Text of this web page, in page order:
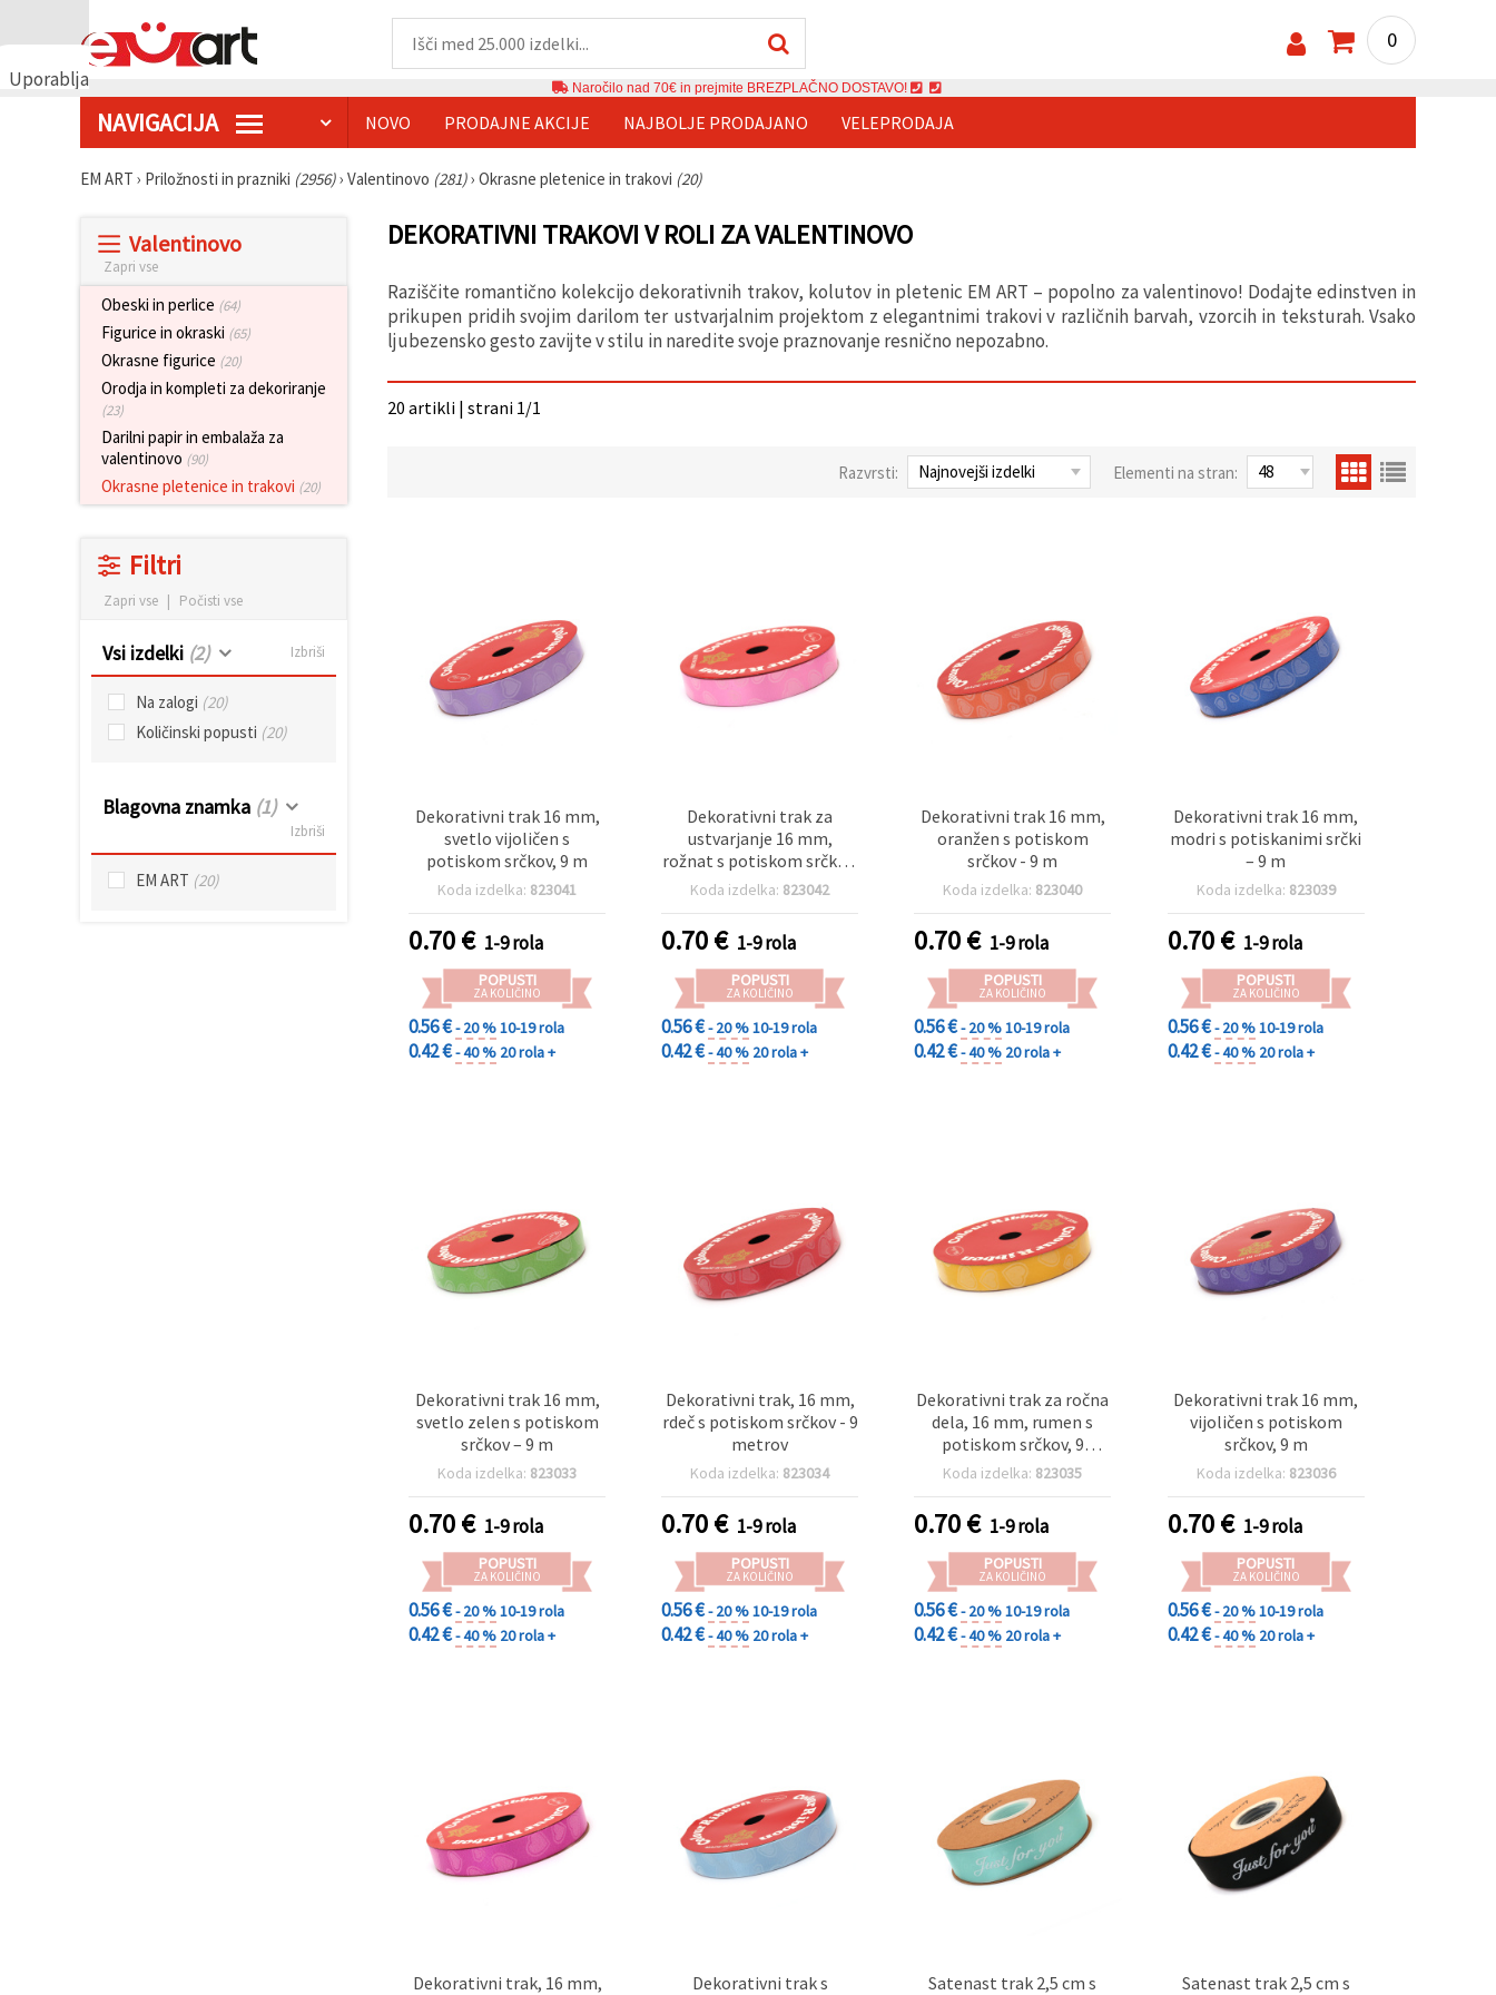
Uporabljamo
Uporabljamo
0
Naročilo nad 70€ in prejmite BREZPLAČNO DOSTAVO!
NAVIGACIJA NOVO PRODAJNE AKCIJE NAJBOLJE PRODAJANO VELEPRODAJA
EM ART › Priložnosti in prazniki (2956)› Valentinovo (281)› Okrasne pletenice in trakovi (20)
Valentinovo
Zapri vse
Obeski in perlice (64)
Figurice in okraski (65)
Okrasne figurice (20)
Orodja in kompleti za dekoriranje
(23)
Darilni papir in embalaža za
valentinovo (90)
Okrasne pletenice in trakovi (20)
Filtri
Zapri vse | Počisti vse
Vsi izdelki (2) Izbriši
Na zalogi (20)
Količinski popusti (20)
Blagovna znamka (1)
Izbriši
EM ART (20)
DEKORATIVNI TRAKOVI V ROLI ZA VALENTINOVO
Raziščite romantično kolekcijo dekorativnih trakov, kolutov in pletenic EM ART – popolno za valentinovo! Dodajte edinstven in
prikupen pridih svojim darilom ter ustvarjalnim projektom z elegantnimi trakovi v različnih barvah, vzorcih in teksturah. Vsako
ljubezensko gesto zavijte v stilu in naredite svoje praznovanje resnično nepozabno.
20 artikli | strani 1/1
Razvrsti: Elementi na stran:
Dekorativni trak 16 mm,
svetlo vijoličen s
potiskom srčkov, 9 m
Koda izdelka: 823041
0.70€ 1-9 rola
POPUSTI
ZA KOLIČINO
0.56 €- 20 %10-19 rola
0.42 €- 40 % 20 rola +
Dekorativni trak za
ustvarjanje 16 mm,
rožnat s potiskom srčkov,
9 m
Koda izdelka: 823042
0.70€ 1-9 rola
POPUSTI
ZA KOLIČINO
0.56 €- 20 %10-19 rola
0.42 €- 40 % 20 rola +
Dekorativni trak 16 mm,
oranžen s potiskom
srčkov - 9 m
Koda izdelka: 823040
0.70€ 1-9 rola
POPUSTI
ZA KOLIČINO
0.56 €- 20 %10-19 rola
0.42 €- 40 % 20 rola +
Dekorativni trak 16 mm,
modri s potiskanimi srčki
– 9 m
Koda izdelka: 823039
0.70€ 1-9 rola
POPUSTI
ZA KOLIČINO
0.56 €- 20 %10-19 rola
0.42 €- 40 % 20 rola +
Dekorativni trak 16 mm,
svetlo zelen s potiskom
srčkov – 9 m
Koda izdelka: 823033
0.70€ 1-9 rola
POPUSTI
ZA KOLIČINO
0.56 €- 20 %10-19 rola
0.42 €- 40 % 20 rola +
Dekorativni trak, 16 mm,
rdeč s potiskom srčkov - 9
metrov
Koda izdelka: 823034
0.70€ 1-9 rola
POPUSTI
ZA KOLIČINO
0.56 €- 20 %10-19 rola
0.42 €- 40 % 20 rola +
Dekorativni trak za ročna
dela, 16 mm, rumen s
potiskom srčkov, 9
metrov
Koda izdelka: 823035
0.70€ 1-9 rola
POPUSTI
ZA KOLIČINO
0.56 €- 20 %10-19 rola
0.42 €- 40 % 20 rola +
Dekorativni trak 16 mm,
vijoličen s potiskom
srčkov, 9 m
Koda izdelka: 823036
0.70€ 1-9 rola
POPUSTI
ZA KOLIČINO
0.56 €- 20 %10-19 rola
0.42 €- 40 % 20 rola +
Dekorativni trak, 16 mm,
Dekorativni trak s
Satenast trak 2,5 cm s
Satenast trak 2,5 cm s